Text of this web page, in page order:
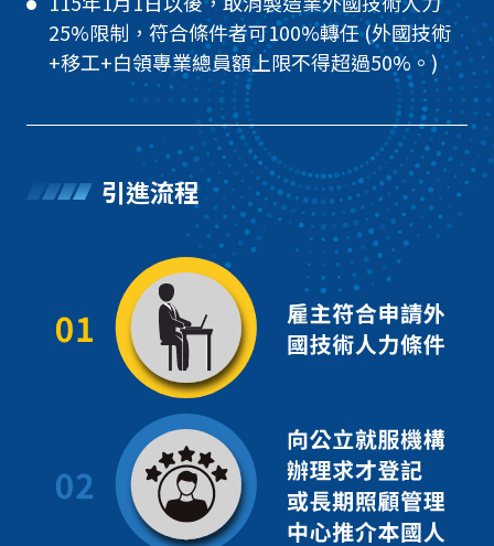
25%限制，符合條件者可100%轉任 (外國技術
+移工+白領專業總員額上限不得超過50%。)
引進流程